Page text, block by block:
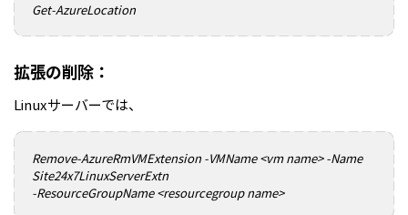
Get-AzureLocation
拡張の削除：
Linuxサーバーでは、
Remove-AzureRmVMExtension -VMName <vm name> -Name
Site24x7LinuxServerExtn
-ResourceGroupName <resourcegroup name>